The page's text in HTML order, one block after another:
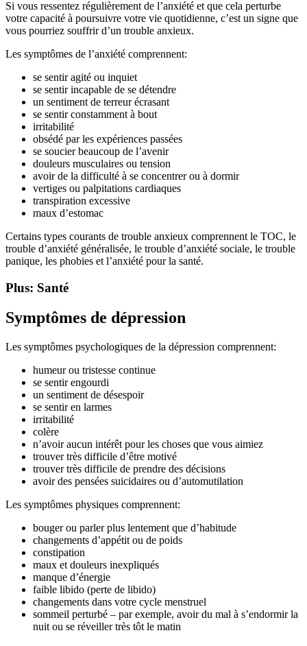
Si vous ressentez régulièrement de l’anxiété et que cela perturbe
votre capacité à poursuivre votre vie quotidienne, c’est un signe que
vous pourriez souffrir d’un trouble anxieux.
Les symptômes de l’anxiété comprennent:
se sentir agité ou inquiet
se sentir incapable de se détendre
un sentiment de terreur écrasant
se sentir constamment à bout
irritabilité
obsédé par les expériences passées
se soucier beaucoup de l’avenir
douleurs musculaires ou tension
avoir de la difficulté à se concentrer ou à dormir
vertiges ou palpitations cardiaques
transpiration excessive
maux d’estomac
Certains types courants de trouble anxieux comprennent le TOC, le
trouble d’anxiété généralisée, le trouble d’anxiété sociale, le trouble
panique, les phobies et l’anxiété pour la santé.
Plus: Santé
Symptômes de dépression
Les symptômes psychologiques de la dépression comprennent:
humeur ou tristesse continue
se sentir engourdi
un sentiment de désespoir
se sentir en larmes
irritabilité
colère
n’avoir aucun intérêt pour les choses que vous aimiez
trouver très difficile d’être motivé
trouver très difficile de prendre des décisions
avoir des pensées suicidaires ou d’automutilation
Les symptômes physiques comprennent:
bouger ou parler plus lentement que d’habitude
changements d’appétit ou de poids
constipation
maux et douleurs inexpliqués
manque d’énergie
faible libido (perte de libido)
changements dans votre cycle menstruel
sommeil perturbé – par exemple, avoir du mal à s’endormir la
nuit ou se réveiller très tôt le matin